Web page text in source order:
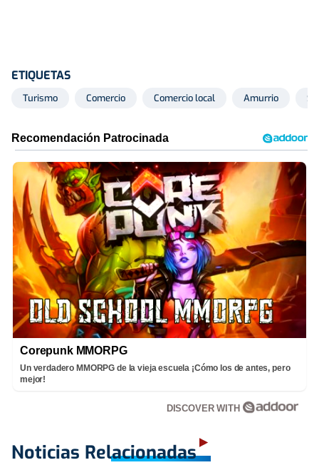
ETIQUETAS
Turismo Comercio Comercio local Amurrio
Corepunk MMORPG
Un verdadero MMORPG de la vieja escuela ¡Cómo los de antes, pero
mejor!
DISCOVER WITH
Noticias Relacionadas